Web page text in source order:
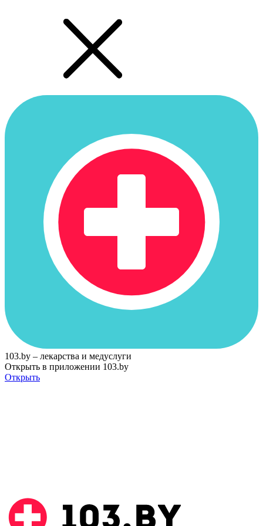
103.by – лекарства и медуслуги
Открыть в приложении 103.by
Открыть